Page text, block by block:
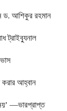
ড. আশিকুর রহমান
ট্রাইব্যুনাল
করার আহ্বান
—ভারপ্রাপ্ত